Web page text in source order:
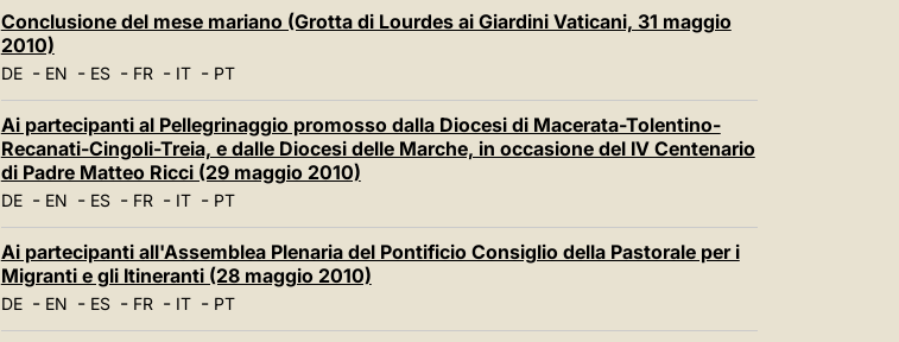
POLSKI
中文
LATINE
Conclusione del mese mariano (Grotta di Lourdes ai Giardini Vaticani, 31 maggio
2010)
DE- EN - ES- FR- IT- PT
Ai partecipanti al Pellegrinaggio promosso dalla Diocesi di Macerata-Tolentino-
Recanati-Cingoli-Treia, e dalle Diocesi delle Marche, in occasione del IV Centenario
di Padre Matteo Ricci (29 maggio 2010)
DE- EN - ES- FR- IT- PT
Ai partecipanti all'Assemblea Plenaria del Pontificio Consiglio della Pastorale per i
Migranti e gli Itineranti (28 maggio 2010)
DE- EN - ES- FR- IT- PT